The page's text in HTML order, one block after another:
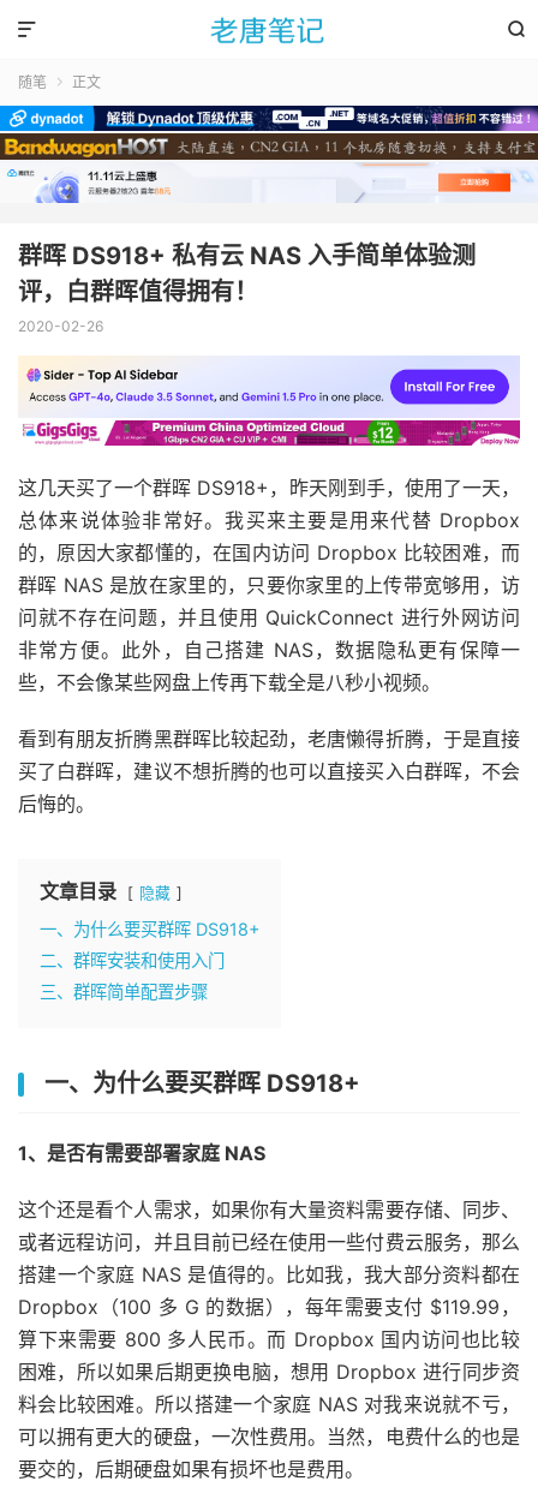


随笔  正文
群晖 DS918+ 私有云 NAS 入手简单体验测
评，白群晖值得拥有！
2020-02-26
这几天买了一个群晖 DS918+，昨天刚到手，使用了一天，
总体来说体验非常好。我买来主要是用来代替 Dropbox
的，原因大家都懂的，在国内访问 Dropbox 比较困难，而
群晖 NAS 是放在家里的，只要你家里的上传带宽够用，访
问就不存在问题，并且使用 QuickConnect 进行外网访问
非常方便。此外，自己搭建 NAS，数据隐私更有保障一
些，不会像某些网盘上传再下载全是八秒小视频。
看到有朋友折腾黑群晖比较起劲，老唐懒得折腾，于是直接
买了白群晖，建议不想折腾的也可以直接买入白群晖，不会
后悔的。
文章目录 隐藏
一、为什么要买群晖 DS918+
二、群晖安装和使用入门
三、群晖简单配置步骤
一、为什么要买群晖 DS918+
1、是否有需要部署家庭 NAS
这个还是看个人需求，如果你有大量资料需要存储、同步、
或者远程访问，并且目前已经在使用一些付费云服务，那么
搭建一个家庭 NAS 是值得的。比如我，我大部分资料都在
Dropbox（100 多 G 的数据），每年需要支付 $119.99，
算下来需要 800 多人民币。而 Dropbox 国内访问也比较
困难，所以如果后期更换电脑，想用 Dropbox 进行同步资
料会比较困难。所以搭建一个家庭 NAS 对我来说就不亏，
可以拥有更大的硬盘，一次性费用。当然，电费什么的也是
要交的，后期硬盘如果有损坏也是费用。